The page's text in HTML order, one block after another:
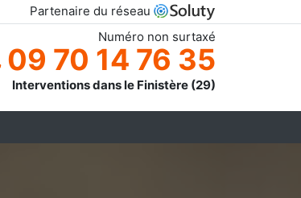
Partenaire du réseau
Numéro non surtaxé
09 70 14 76 35
Interventions dans le Finistère (29)